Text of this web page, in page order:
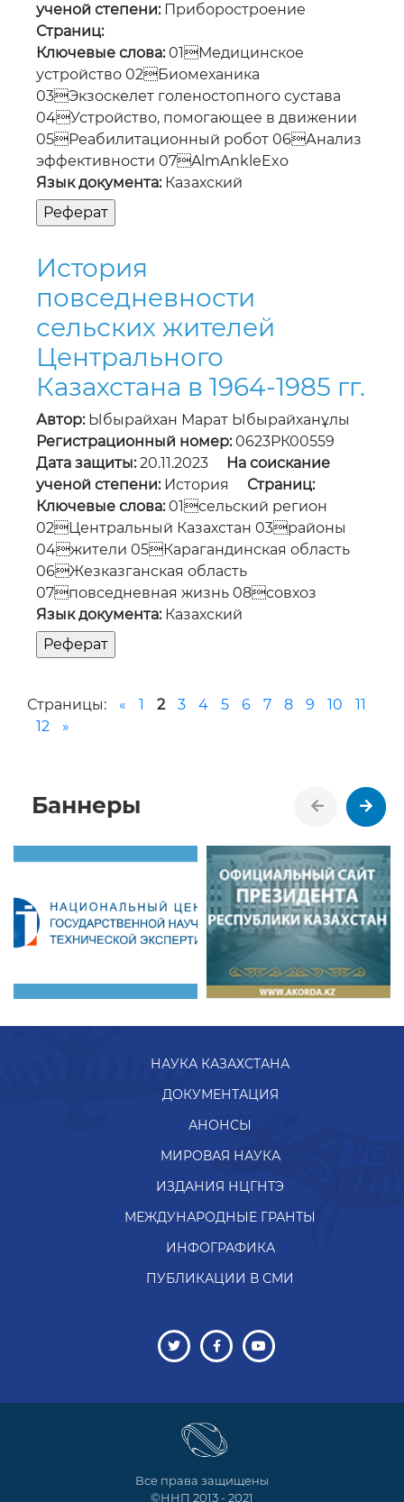
ученой степени:Приборостроение
Страниц:
Ключевые слова:01Медицинское
устройство 02Биомеханика
03Экзоскелет голеностопного сустава
04Устройство, помогающее в движении
05Реабилитационный робот 06Анализ
эффективности 07AlmAnkleExo
Язык документа:Казахский
История
повседневности
сельских жителей
Центрального
Казахстана в 1964-1985 гг.
Автор:Ыбырайхан Марат Ыбырайханұлы
Регистрационный номер:0623РК00559
Дата защиты:20.11.2023
На соискание
ученой степени:История Страниц:
Ключевые слова:01сельский регион
02Центральный Казахстан 03районы
04жители 05Карагандинская область
06Жезказганская область
07повседневная жизнь 08совхоз
Язык документа:Казахский
Страницы: « 1 2 3 4 5 6 7 8 9 10
11
12
»
Баннеры
НАУКА КАЗАХСТАНА
ДОКУМЕНТАЦИЯ
АНОНСЫ
МИРОВАЯ НАУКА
ИЗДАНИЯ НЦГНТЭ
МЕЖДУНАРОДНЫЕ ГРАНТЫ
ИНФОГРАФИКА
ПУБЛИКАЦИИ В СМИ
Все права защищены
©ННП 2013 - 2021